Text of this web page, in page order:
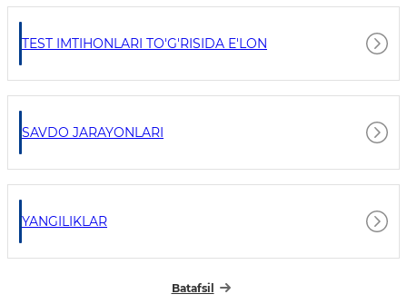
TEST IMTIHONLARI TO'G'RISIDA E'LON
SAVDO JARAYONLARI
YANGILIKLAR
Batafsil